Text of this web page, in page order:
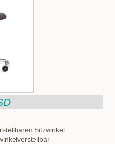
Sitzwinkel